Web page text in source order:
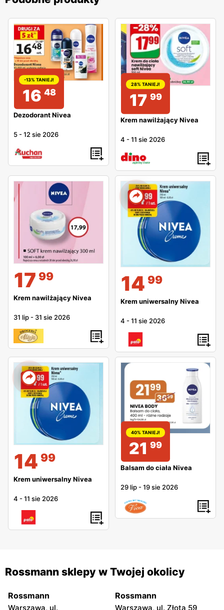
-13% TANIEJ!
16 48
Dezodorant Nivea
5 -12 sie 2026
28% TANIEJ!
17 99
Krem nawilżający Nivea
4 -11 sie 2026
17 99
Krem nawilżający Nivea
31 lip - 31 sie 2026
14 99
Krem uniwersalny Nivea
4 -11 sie 2026
14 99
Krem uniwersalny Nivea
4 -11 sie 2026
40% TANIEJ!
21 99
Balsam do ciała Nivea
29 lip -19 sie 2026
Rossmann sklepy w Twojej okolicy
Rossmann
Warszawa, ul.
Rossmann
Warszawa, ul. Złota 59